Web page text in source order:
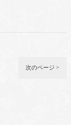
次のページ >